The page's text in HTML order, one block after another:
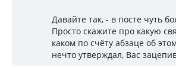
Давайте так, - в посте чуть
Просто скажите про какую
каком по счёту абзаце об
нечто утверждал, Вас